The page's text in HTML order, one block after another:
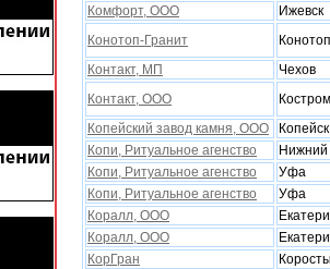
Комфорт, ООО
Ижевск
Конотоп-Гранит
Конотоп
Контакт, МП
Чехов
Контакт, ООО
Копейский завод камня, ООО
Копейск
Копи, Ритуальное агенство
Нижний
Копи, Ритуальное агенство
Уфа
Копи, Ритуальное агенство
Уфа
Коралл, ООО
Коралл, ООО
КорГран